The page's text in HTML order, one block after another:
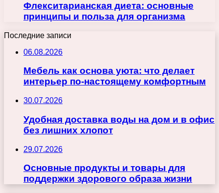
Флекситарианская диета: основные
принципы и польза для организма
Последние записи
06.08.2026
Мебель как основа уюта: что делает
интерьер по-настоящему комфортным
30.07.2026
Удобная доставка воды на дом и в офис
без лишних хлопот
29.07.2026
Основные продукты и товары для
поддержки здорового образа жизни